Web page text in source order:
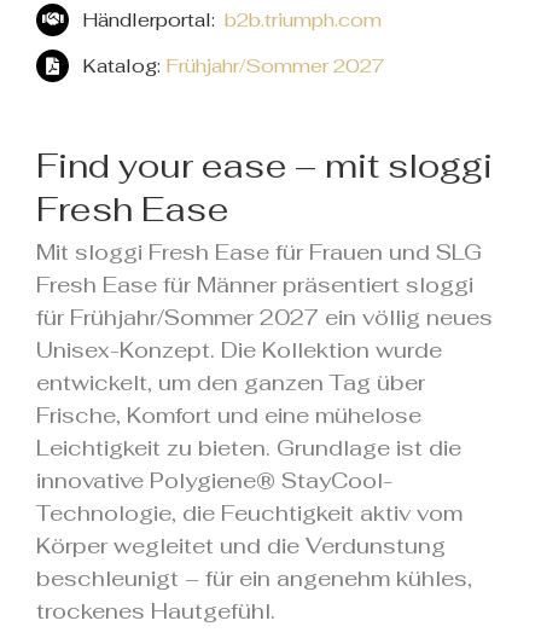
Händlerportal:b2b.triumph.com
Katalog: Frühjahr/Sommer 2027
Find your ease – mit sloggi
Fresh Ease
Mit sloggi Fresh Ease für Frauen und SLG
Fresh Ease für Männer präsentiert sloggi
für Frühjahr/Sommer 2027 ein völlig neues
Unisex-Konzept. Die Kollektion wurde
entwickelt, um den ganzen Tag über
Frische, Komfort und eine mühelose
Leichtigkeit zu bieten. Grundlage ist die
innovative Polygiene® StayCool-
Technologie, die Feuchtigkeit aktiv vom
Körper wegleitet und die Verdunstung
beschleunigt – für ein angenehm kühles,
trockenes Hautgefühl.